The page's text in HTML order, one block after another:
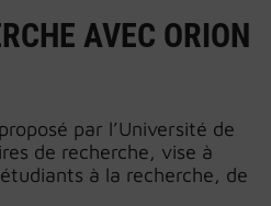
AVEC ORION
par l’Université de
de recherche, vise à
à la recherche, de